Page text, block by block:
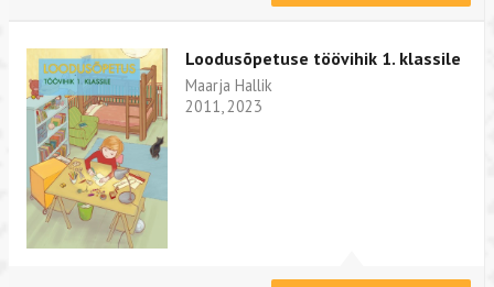
Loodusõpetuse töövihik 1. klassile
Maarja Hallik
2011, 2023